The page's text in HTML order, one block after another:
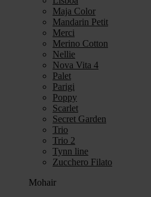
Maja Color
Mandarin Petit
Merci
Merino Cotton
Nellie
Nova Vita 4
Palet
Parigi
Poppy
Scarlet
Secret Garden
Trio
Trio 2
Tynn line
Zucchero Filato
Mohair